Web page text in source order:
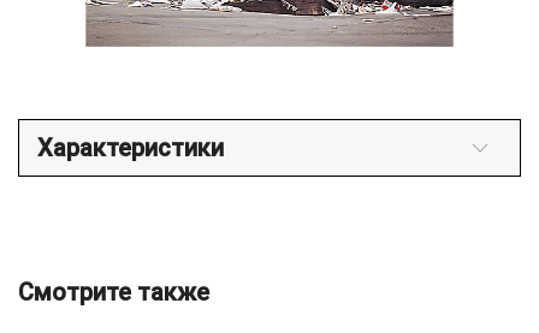
Характеристики
Смотрите также